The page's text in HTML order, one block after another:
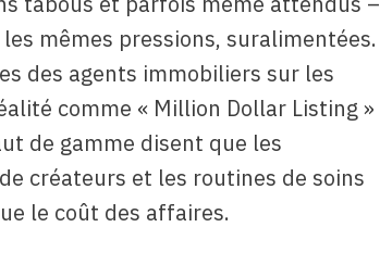
mêmes pressions, suralimentées.
des agents immobiliers sur les
comme « Million Dollar Listing »
de gamme disent que les
créateurs et les routines de soins
le coût des affaires.